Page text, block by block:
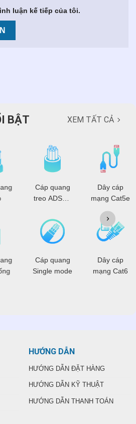
luận kế tiếp của tôi.
BẬT XEM TẤT CẢ
Cáp quang
treo ADSS -
Cáp quang
Single mode
Dây cáp
mạng Cat5e
Dây cáp
mạng Cat6
HƯỚNG DẪN
HƯỚNG DẪN ĐẶT HÀNG
HƯỚNG DẪN KỸ THUẬT
HƯỚNG DẪN THANH TOÁN